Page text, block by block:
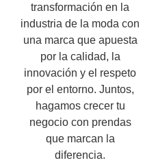
transformación en la
industria de la moda con
una marca que apuesta
por la calidad, la
innovación y el respeto
por el entorno. Juntos,
hagamos crecer tu
negocio con prendas
que marcan la
diferencia.